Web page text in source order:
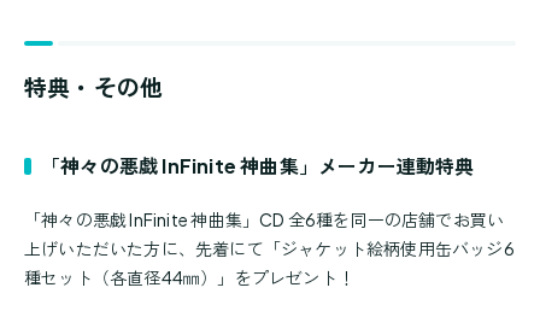
特典・その他
「神々の悪戯 InFinite 神曲集」メーカー連動特典
「神々の悪戯 InFinite 神曲集」CD 全6種を同一の店舗でお買い
上げいただいた方に、先着にて「ジャケット絵柄使用缶バッジ6
種セット（各直径44㎜）」をプレゼント！